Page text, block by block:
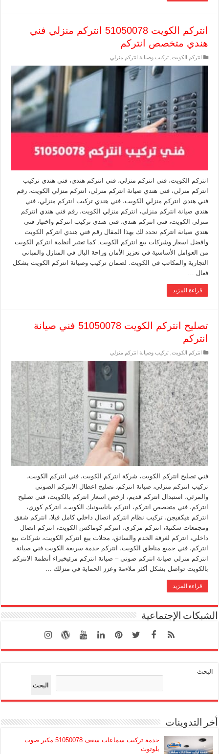
انتركم الكويت 51050078 انتركم منزلي فني
هندي متخصص انتركم
انتركم الكويت ,تركيب وصيانة انتركم منزلي
انتركم الكويت، فني انتركم منزلي، فني انتركم هندي، فني هندي تركيب
انتركم منزلي، فني هندي صيانة انتركم منزلي، انتركم منزلي الكويت، رقم
فني هندي انتركم منزلي الكويت، فني هندي تركيب انتركم منزلي، فني
هندي صيانة انتركم منزلي، انتركم منزلي الكويت، رقم فني هندي انتركم
منزلي الكويت، فني انتركم هندي، فني هندي تركيب انتركم واختيار فني
هندي صيانة انتركم نحدد لك بهذا المقال رقم فني هندي انتركم الكويت
وافضل اسعار وشركات بيع انتركم الكويت. كما تعتبر أنظمة انتركم الكويت
من العوامل الأساسية في تعزيز الأمان وراحة البال في المنازل والمباني
التجارية والمكاتب في الكويت. لضمان تركيب وصيانة انتركم الكويت بشكل
فعال …
قراءة المزيد
تصليح انتركم الكويت 51050078 فني صيانة
انتركم
انتركم الكويت ,تركيب وصيانة انتركم منزلي
فني تصليح انتركم الكويت، شركة انتركم الكويت، فني انتركم الكويت،
تركيب انتركم منزلي، صيانة انتركم، تصليح اعطال الانتركم الصوتي
والمرئي، استبدال انتركم قديم، ارخص اسعار انتركم بالكويت، فني تصليح
انتركم، فني متخصص انتركم، انتركم باناسونيك الكويت، انتركم كوري،
انتركم هيكفيجن، تركيب نظام انتركم اتصال داخلي كامل فيلا، انتركم شقق
ومجمعات سكنية، انتركم مركزي، انتركم كوماكس الكويت، انتركم اتصال
داخلي، انتركم لغرفة الخدم والسائق، محلات بيع انتركم الكويت، شركات بيع
انتركم، فني جميع مناطق الكويت، انتركم خدمة سريعة الكويت فني صيانة
انتركم منزلي صيانة انتركم صوتي – صيانة انتركم مرئيخبراء أنظمة الانتركم
بالكويت تواصل بشكل أكثر ملاءمة وعزز الحماية في منزلك …
قراءة المزيد
الشبكات الإجتماعية
البحث
البحث
أخر التدوينات
خدمة تركيب سماعات سقف 51050078 مكبر صوت
بلوتوث